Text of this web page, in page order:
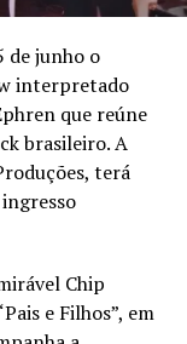
criação de um
Carla Faour,
dar voz a
masculina,
nas famílias.
Cultural
de
A peça já
e depois de
Fortaleza
de junho o
interpretado
que reúne
brasileiro. A
terá
Chip
e Filhos”, em